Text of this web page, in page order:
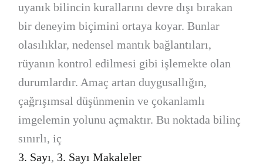
uyanık bilincin kurallarını devre dışı bırakan
bir deneyim biçimini ortaya koyar. Bunlar
olasılıklar, nedensel mantık bağlantıları,
rüyanın kontrol edilmesi gibi işlemekte olan
durumlardır. Amaç artan duygusallığın,
çağrışımsal düşünmenin ve çokanlamlı
imgelemin yolunu açmaktır. Bu noktada bilinç
sınırlı, iç
3. Sayı, 3. Sayı Makaleler